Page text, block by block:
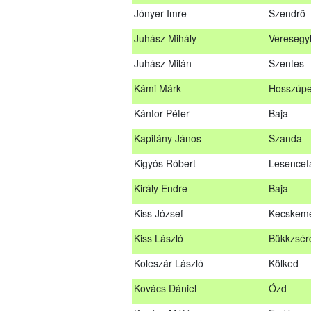
Jónyer Imre
Szendrő
Juhász Mihály
Juhász Milán
Szentes
Kámi Márk
Kántor Péter
Baja
Kapitány János
Szanda
Kigyós Róbert
Király Endre
Baja
Kiss József
Kiss László
Koleszár László
Kölked
Kovács Dániel
Ózd
Janik Gergely Kálmán
Jónyer Imre
Szendrő
Juhász Mihály
Juhász Milán
Szentes
Kámi Márk
Kántor Péter
Baja
Kapitány János
Szanda
Kigyós Róbert
Király Endre
Baja
Kiss József
Kiss László
Bükkzsérc
Koleszár László
Kölked